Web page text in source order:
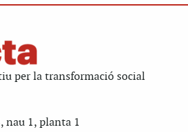
per la transformació social
nau 1, planta 1